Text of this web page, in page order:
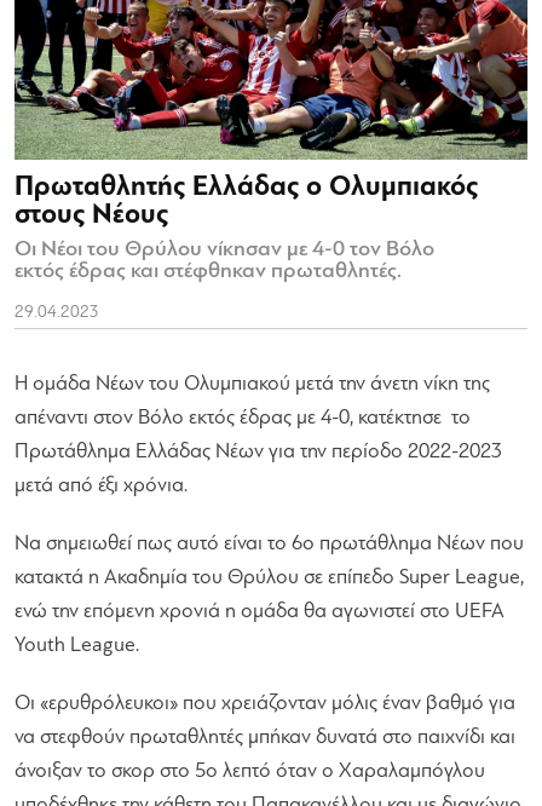
Πρωταθλητής Ελλάδας ο Ολυμπιακός
στους Νέους
Οι Νέοι του Θρύλου νίκησαν με 4-0 τον Βόλο
εκτός έδρας και στέφθηκαν πρωταθλητές.
29.04.2023
Η ομάδα Νέων του Ολυμπιακού μετά την άνετη νίκη της
απέναντι στον Βόλο εκτός έδρας με 4-0, κατέκτησε το
Πρωτάθλημα Ελλάδας Νέων για την περίοδο 2022-2023
μετά από έξι χρόνια.
Να σημειωθεί πως αυτό είναι το 6ο πρωτάθλημα Νέων που
κατακτά η Ακαδημία του Θρύλου σε επίπεδο Super League,
ενώ την επόμενη χρονιά η ομάδα θα αγωνιστεί στο UEFA
Youth League.
Οι «ερυθρόλευκοι» που χρειάζονταν μόλις έναν βαθμό για
να στεφθούν πρωταθλητές μπήκαν δυνατά στο παιχνίδι και
άνοιξαν το σκορ στο 5ο λεπτό όταν ο Χαραλαμπόγλου